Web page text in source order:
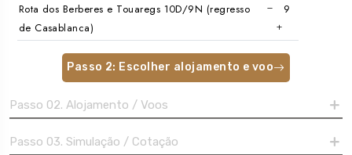
Rota dos Berberes e Touaregs 10D/9N (regresso
de Casablanca)
Passo 2: Escolher alojamento e voo
Passo 02. Alojamento / Voos
Passo 03. Simulação / Cotação